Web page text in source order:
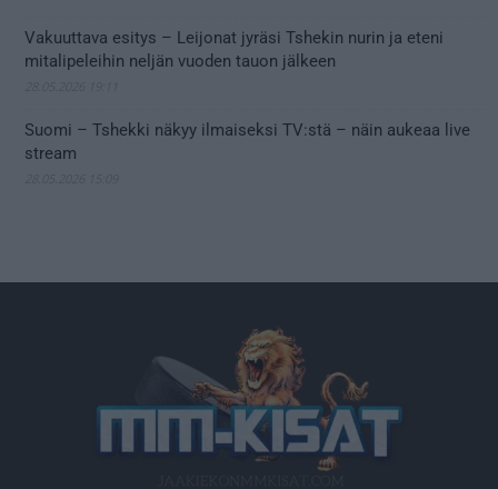
Vakuuttava esitys – Leijonat jyräsi Tshekin nurin ja eteni
mitalipeleihin neljän vuoden tauon jälkeen
Suomi – Tshekki näkyy ilmaiseksi TV:stä – näin aukeaa live
stream